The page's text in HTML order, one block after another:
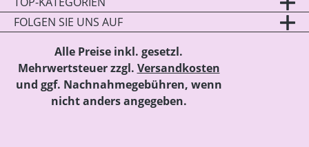
FOLGEN SIE UNS AUF
Alle Preise inkl. gesetzl.
Mehrwertsteuer zzgl. Versandkosten
und ggf. Nachnahmegebühren, wenn
nicht anders angegeben.